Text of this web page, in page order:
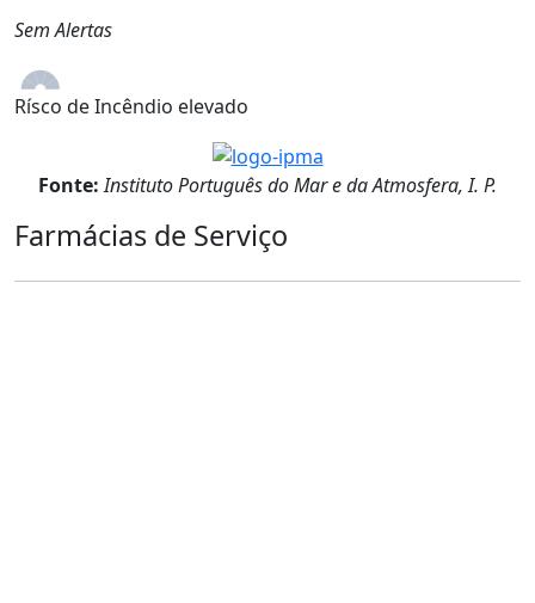
Sem Alertas
Rísco de Incêndio elevado
Fonte: Instituto Português do Mar e da Atmosfera, I. P.
Farmácias de Serviço